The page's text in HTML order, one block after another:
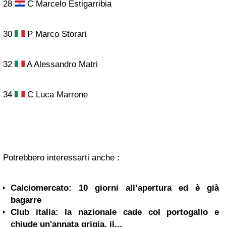
28 C Marcelo Estigarribia
30 P Marco Storari
32 A Alessandro Matri
34 C Luca Marrone
Potrebbero interessarti anche :
Calciomercato: 10 giorni all’apertura ed è già
bagarre
Club italia: la nazionale cade col portogallo e
chiude un'annata grigia. il...